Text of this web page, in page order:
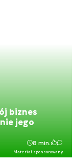
biznes
jego
Materiał sponsorowany
8 min.